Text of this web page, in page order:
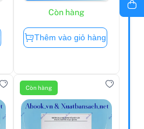
Còn hàng
Thêm vào giỏ hàng
Còn hàng